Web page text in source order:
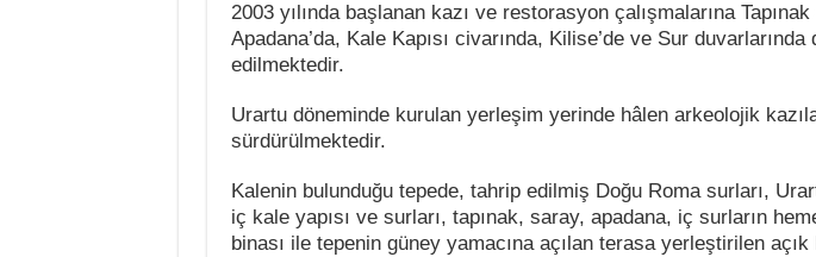
2003 yılında başlanan kazı ve restorasyon çalışmalarına Tapınak
Apadana’da, Kale Kapısı civarında, Kilise’de ve Sur duvarlarında
edilmektedir.
Urartu döneminde kurulan yerleşim yerinde hâlen arkeolojik
sürdürülmektedir.
Kalenin bulunduğu tepede, tahrip edilmiş Doğu Roma surları,
iç kale yapısı ve surları, tapınak, saray, apadana, iç surların
binası ile tepenin güney yamacına açılan terasa yerleştirilen açık